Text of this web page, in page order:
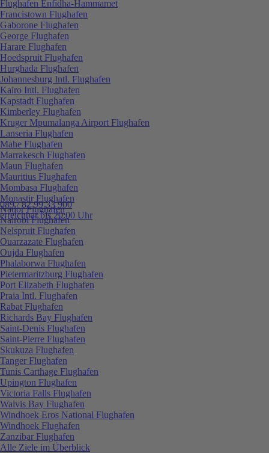
089 / 82 99 33 900
erreichbar bis 20:00 Uhr
Flughafen Enfidha-Hammamet
Francistown Flughafen
Gaborone Flughafen
George Flughafen
Harare Flughafen
Hoedspruit Flughafen
Hurghada Flughafen
Johannesburg Intl. Flughafen
Kairo Intl. Flughafen
Kapstadt Flughafen
Kimberley Flughafen
Kruger Mpumalanga Airport Flughafen
Lanseria Flughafen
Mahe Flughafen
Marrakesch Flughafen
Maun Flughafen
Mauritius Flughafen
Mombasa Flughafen
Monastir Flughafen
Nador Flughafen
Nairobi Flughafen
Nelspruit Flughafen
Ouarzazate Flughafen
Oujda Flughafen
Phalaborwa Flughafen
Pietermaritzburg Flughafen
Port Elizabeth Flughafen
Praia Intl. Flughafen
Rabat Flughafen
Richards Bay Flughafen
Saint-Denis Flughafen
Saint-Pierre Flughafen
Skukuza Flughafen
Tanger Flughafen
Tunis Carthage Flughafen
Upington Flughafen
Victoria Falls Flughafen
Walvis Bay Flughafen
Windhoek Eros National Flughafen
Windhoek Flughafen
Zanzibar Flughafen
Alle Ziele im Überblick